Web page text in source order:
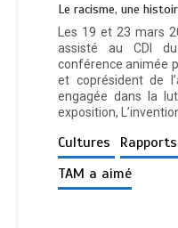
Le racisme, une
Les 19 et 23 mars
assisté au CDI
conférence animée
et coprésident de
engagée dans la
exposition,
Cultures
TAM a aimé